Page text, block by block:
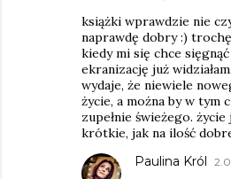
książki wprawdzie nie
naprawdę dobry :)
kiedy mi się chce
ekranizację już
wydaje, że niewiele
życie, a można by w tym
zupełnie świeżego.
krótkie, jak na ilość
Paulina Król